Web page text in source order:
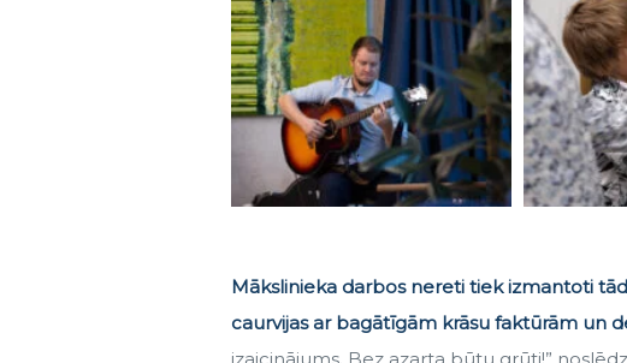
Mākslinieka darbos nereti tiek izmantoti
caurvijas ar bagātīgām krāsu faktūrām un